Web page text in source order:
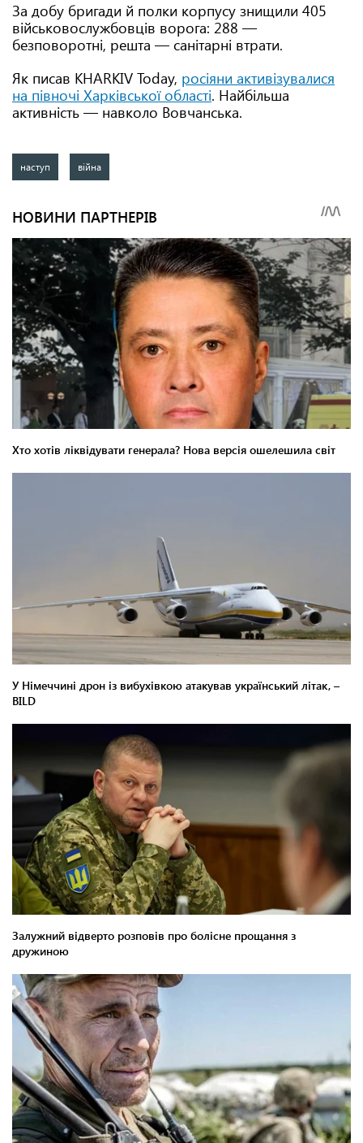
За добу бригади й полки корпусу знищили 405
військовослужбовців ворога: 288 —
безповоротні, решта — санітарні втрати.
Як писав KHARKIV Today, росіяни активізувалися
на півночі Харківської області. Найбільша
активність — навколо Вовчанська.
наступ війна